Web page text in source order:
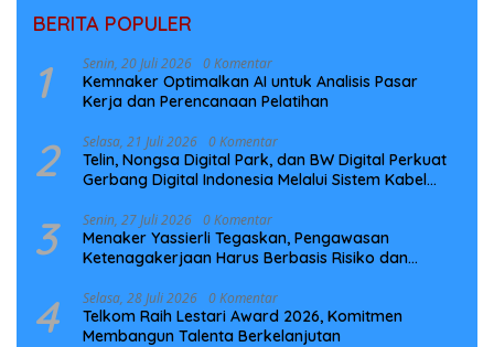
BERITA POPULER
1 Senin, 20 Juli 2026 0 Komentar
Kemnaker Optimalkan AI untuk Analisis Pasar
Kerja dan Perencanaan Pelatihan
2 Selasa, 21 Juli 2026 0 Komentar
Telin, Nongsa Digital Park, dan BW Digital Perkuat
Gerbang Digital Indonesia Melalui Sistem Kabel
3 Senin, 27 Juli 2026 0 Komentar
Menaker Yassierli Tegaskan, Pengawasan
Ketenagakerjaan Harus Berbasis Risiko dan
4 Selasa, 28 Juli 2026 0 Komentar
Telkom Raih Lestari Award 2026, Komitmen
Membangun Talenta Berkelanjutan